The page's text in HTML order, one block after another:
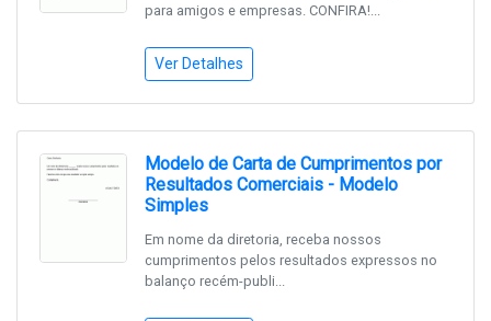
para amigos e empresas. CONFIRA!...
Ver Detalhes
Modelo de Carta de Cumprimentos por
Resultados Comerciais - Modelo
Simples
Em nome da diretoria, receba nossos
cumprimentos pelos resultados expressos no
balanço recém-publi...